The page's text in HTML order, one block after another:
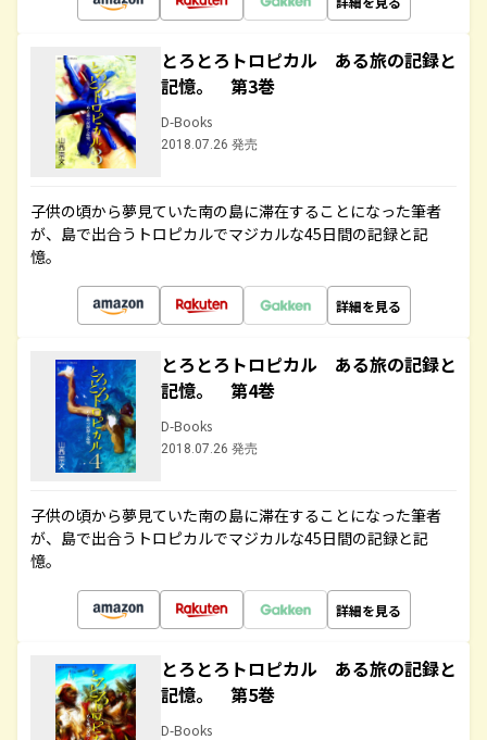
とろとろトロピカル ある旅の記録と
記憶。 第3巻
D-Books
2018.07.26 発売
子供の頃から夢見ていた南の島に滞在することになった筆者
が、島で出合うトロピカルでマジカルな45日間の記録と記
憶。
詳細を見る
とろとろトロピカル ある旅の記録と
記憶。 第4巻
D-Books
2018.07.26 発売
子供の頃から夢見ていた南の島に滞在することになった筆者
が、島で出合うトロピカルでマジカルな45日間の記録と記
憶。
詳細を見る
とろとろトロピカル ある旅の記録と
記憶。 第5巻
D-Books